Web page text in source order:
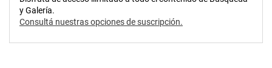
y Galería.
Consultá nuestras opciones de suscripción.